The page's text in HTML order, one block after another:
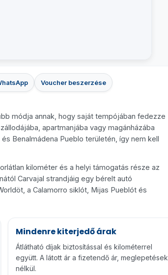
Voucher beszerzése
módja annak, hogy saját tempójában fedezze
apartmanjába vagy magánházába
Benalmádena Pueblo területén, így nem kell
kilométer és a helyi támogatás része az
Carvajal strandjáig egy bérelt autó
a Calamorro siklót, Mijas Pueblót és
Mindenre kiterjedő árak
Átlátható díjak biztosítással és kilométerrel
együtt. A látott ár a fizetendő ár, meglepetések
nélkül.